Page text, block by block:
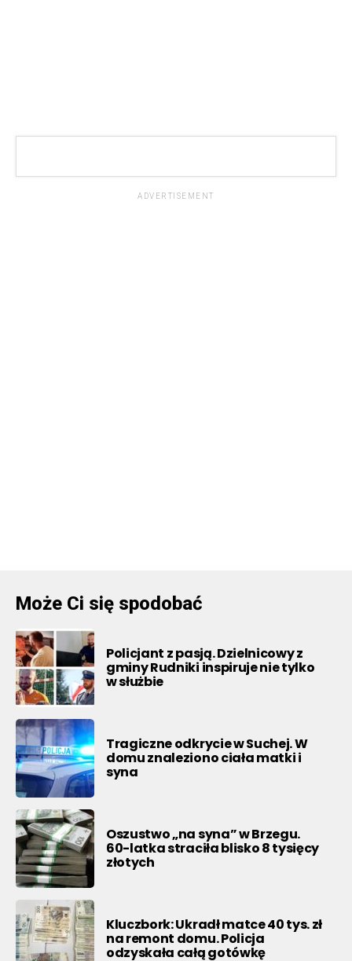
ADVERTISEMENT
Może Ci się spodobać
Policjant z pasją. Dzielnicowy z
gminy Rudniki inspiruje nie tylko
w służbie
Tragiczne odkrycie w Suchej. W
domu znaleziono ciała matki i
syna
Oszustwo „na syna” w Brzegu.
60-latka straciła blisko 8 tysięcy
złotych
Kluczbork: Ukradł matce 40 tys. zł
na remont domu. Policja
odzyskała całą gotówkę